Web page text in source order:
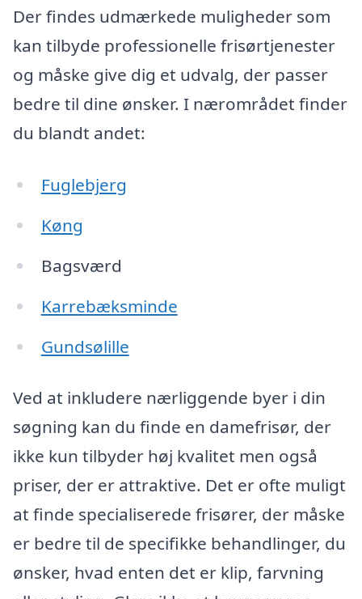
Der findes udmærkede muligheder som
kan tilbyde professionelle frisørtjenester
og måske give dig et udvalg, der passer
bedre til dine ønsker. I nærområdet finder
du blandt andet:
Fuglebjerg
Køng
Bagsværd
Karrebæksminde
Gundsølille
Ved at inkludere nærliggende byer i din
søgning kan du finde en damefrisør, der
ikke kun tilbyder høj kvalitet men også
priser, der er attraktive. Det er ofte muligt
at finde specialiserede frisører, der måske
er bedre til de specifikke behandlinger, du
ønsker, hvad enten det er klip, farvning